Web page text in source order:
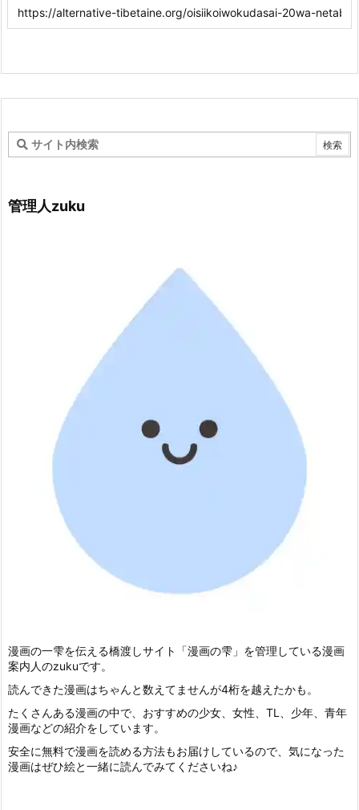
管理人zuku
漫画の一雫を伝える橋渡しサイト「漫画の雫」を管理している漫画
案内人のzukuです。
読んできた漫画はちゃんと数えてませんが4桁を越えたかも。
たくさんある漫画の中で、おすすめの少女、女性、TL、少年、青年
漫画などの紹介をしています。
安全に無料で漫画を読める方法もお届けしているので、気になった
漫画はぜひ絵と一緒に読んでみてくださいね♪